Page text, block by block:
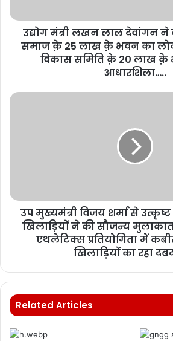
उद्योग मंत्री लखन लाल देवांगन ने
समाज क़े 25 लाख क़े भवन का
विकास समिति क़े 20 लाख क़े
आधारशिला…..
उप मुख्यमंत्री विजय शर्मा से
खिलाड़ियों ने की सौजन्य
एथलेटिक्स प्रतियोगिता में
खिलाड़ियों का रहा
Related Articles